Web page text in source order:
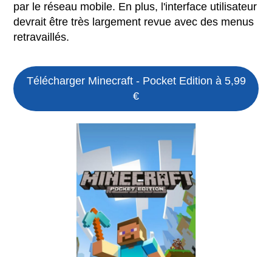
par le réseau mobile. En plus, l'interface utilisateur
devrait être très largement revue avec des menus
retravaillés.
Télécharger Minecraft - Pocket Edition à 5,99
€